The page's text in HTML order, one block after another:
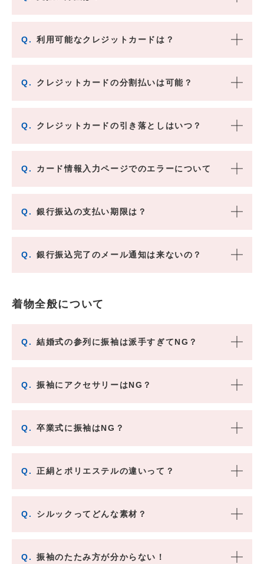
Q. 利用可能なクレジットカードは？
Q. クレジットカードの分割払いは可能？
Q. クレジットカードの引き落としはいつ？
Q. カード情報入力ページでのエラーについて
Q. 銀行振込の支払い期限は？
Q. 銀行振込完了のメール通知は来ないの？
着物全般について
Q. 結婚式の参列に振袖は派手すぎてNG？
Q. 振袖にアクセサリーはNG？
Q. 卒業式に振袖はNG？
Q. 正絹とポリエステルの違いって？
Q. シルックってどんな素材？
Q. 振袖のたたみ方が分からない！